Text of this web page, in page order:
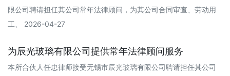
限公司聘请担任其公司常年法律顾问，为其公司合同审查、劳动用
工、 2026-04-27
为辰光玻璃有限公司提供常年法律顾问服务
本所合伙人任忠律师接受无锡市辰光玻璃有限公司聘请担任其公司